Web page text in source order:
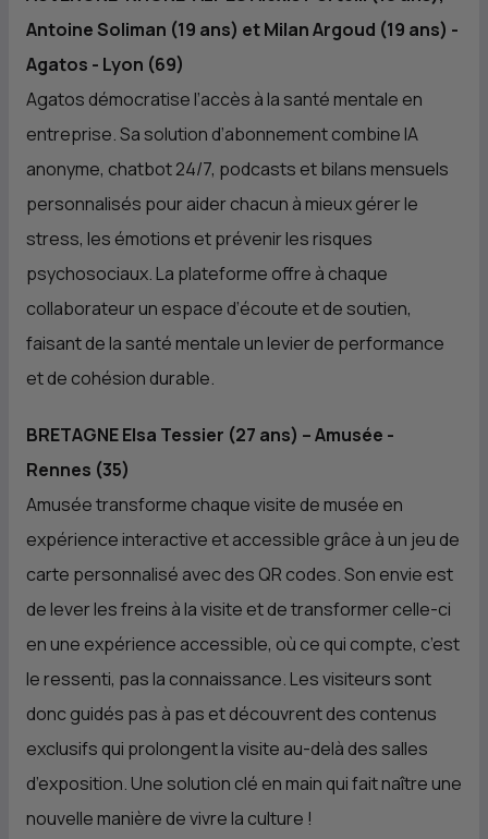
Antoine Soliman (19 ans) et Milan Argoud (19 ans) -
Agatos - Lyon (69)
Agatos démocratise l’accès à la santé mentale en
entreprise. Sa solution d’abonnement combine IA
anonyme, chatbot 24/7, podcasts et bilans mensuels
personnalisés pour aider chacun à mieux gérer le
stress, les émotions et prévenir les risques
psychosociaux. La plateforme offre à chaque
collaborateur un espace d’écoute et de soutien,
faisant de la santé mentale un levier de performance
et de cohésion durable.
BRETAGNE Elsa Tessier (27 ans) – Amusée -
Rennes (35)
Amusée transforme chaque visite de musée en
expérience interactive et accessible grâce à un jeu de
carte personnalisé avec des QR codes. Son envie est
de lever les freins à la visite et de transformer celle-ci
en une expérience accessible, où ce qui compte, c’est
le ressenti, pas la connaissance. Les visiteurs sont
donc guidés pas à pas et découvrent des contenus
exclusifs qui prolongent la visite au-delà des salles
d’exposition. Une solution clé en main qui fait naître une
nouvelle manière de vivre la culture !